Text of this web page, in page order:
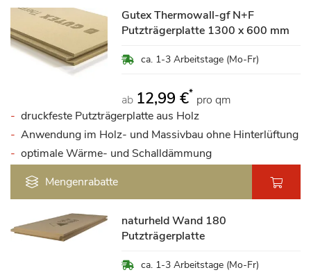
Gutex Thermowall-gf N+F
Putzträgerplatte 1300 x 600 mm
ca. 1-3 Arbeitstage (Mo-Fr)
ab 12,99 €* pro qm
druckfeste Putzträgerplatte aus Holz
Anwendung im Holz- und Massivbau ohne Hinterlüftung
optimale Wärme- und Schalldämmung
Mengenrabatte
naturheld Wand 180
Putzträgerplatte
ca. 1-3 Arbeitstage (Mo-Fr)